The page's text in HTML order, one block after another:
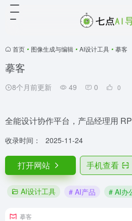
首页 • 图像生成与编辑 • AI设计工具 • 摹客
摹客
8个月前更新 49 0 0
全能设计协作平台，产品经理用 RP
收录时间： 2025-11-24
打开网站 手机查看
AI设计工具 # AI产品 # AI办
摹客